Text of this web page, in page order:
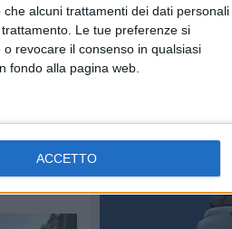
che alcuni trattamenti dei dati personali
Le tue preferenze si
revocare il consenso in qualsiasi
fondo alla pagina web.
ACCETTO
nel